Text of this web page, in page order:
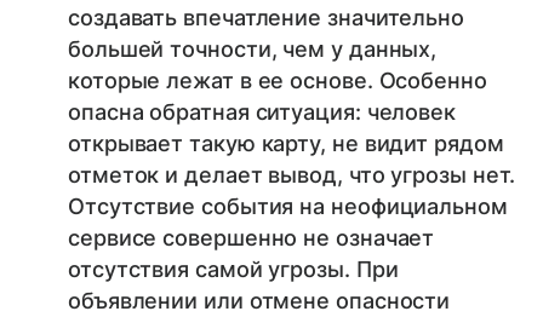
создавать впечатление значительно
большей точности, чем у данных,
которые лежат в ее основе. Особенно
опасна обратная ситуация: человек
открывает такую карту, не видит рядом
отметок и делает вывод, что угрозы нет.
Отсутствие события на неофициальном
сервисе совершенно не означает
отсутствия самой угрозы. При
объявлении или отмене опасности